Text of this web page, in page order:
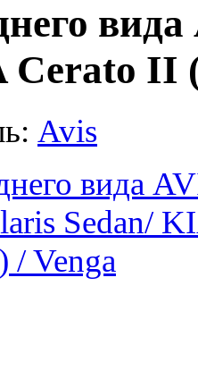
Cerato II
Avis